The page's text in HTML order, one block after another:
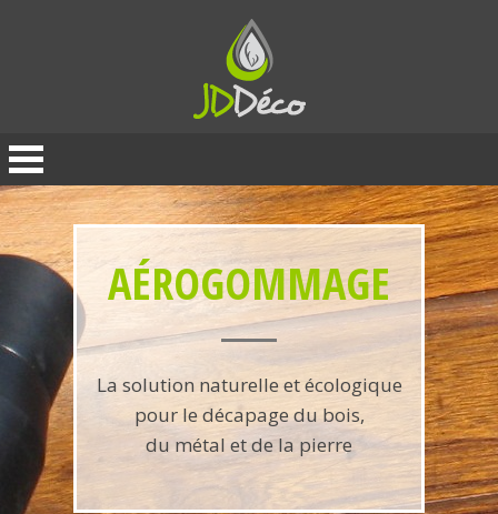
AÉROGOMMAGE
La solution naturelle et écologique
pour le décapage du bois,
du métal et de la pierre